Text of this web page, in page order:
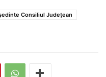
Consiliul Județean